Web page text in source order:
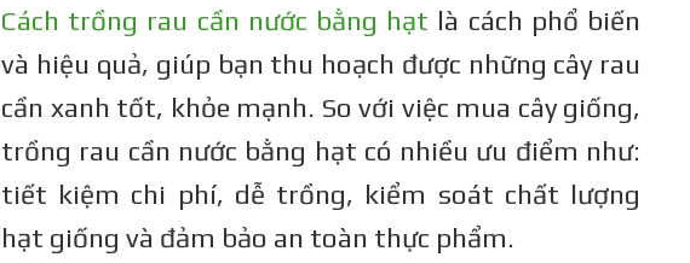
Cách trồng rau cần nước bằng hạt là cách phổ biến
và hiệu quả, giúp bạn thu hoạch được những cây rau
cần xanh tốt, khỏe mạnh. So với việc mua cây giống,
trồng rau cần nước bằng hạt có nhiều ưu điểm như:
tiết kiệm chi phí, dễ trồng, kiểm soát chất lượng
hạt giống và đảm bảo an toàn thực phẩm.